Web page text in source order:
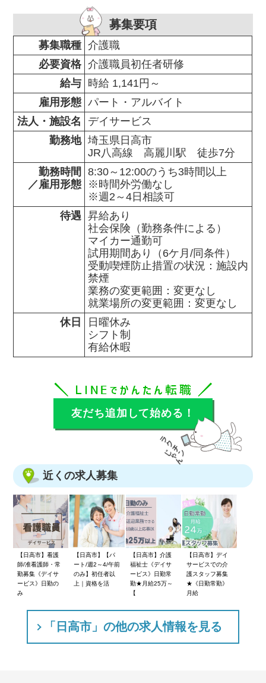
募集要項
募集職種 介護職
必要資格 介護職員初任者研修
給与 時給 1,141円～
雇用形態 パート・アルバイト
法人・施設名
デイサービス
勤務地 埼玉県日高市
JR八高線　高麗川駅　徒歩7分
勤務時間
／雇用形態
8:30～12:00のうち3時間以上
※時間外労働なし
※週2～4日相談可
待遇
昇給あり
社会保険（勤務条件による）
マイカー通勤可
試用期間あり（6ケ月/同条件）
受動喫煙防止措置の状況：施設内
禁煙
業務の変更範囲：変更なし
就業場所の変更範囲：変更なし
休日
日曜休み
シフト制
有給休暇
友だち追加して始める！
近くの求人募集
【日高市】看護
師/准看護師・常
勤募集《デイサ
ービス》日勤の
み
【日高市】【パ
ート/週2～4/午前
のみ】初任者以
上｜資格を活
【日高市】介護
福祉士《デイサ
ービス》日勤常
勤★月給25万～
【
【日高市】デイ
サービスでの介
護スタッフ募集
★《日勤常勤》
月給
「日高市」の他の求人情報を見る